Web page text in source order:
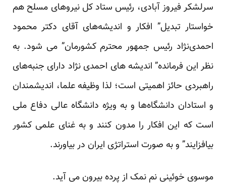
سرلشکر فیروز آبادی، رئیس ستاد کل نیروهای مسلح هم
خواستار تبدیل” افکار و اندیشه‌های آقای دکتر‏‎ ‎محمود
‏احمدی‌نژاد رئیس‌ جمهور محترم کشورمان” می شود. به
نظر این فرمانده” اندیشه های احمدی نژاد دارای جنبه‌های
‏راهبردی حائز اهمیتی‎ ‎است؛ لذا وظیفه علما، اندیشمندان
و استادان دانشگاه‌ها و به ویژه دانشگاه عالی دفاع‏‎ ‎ملی
است که ‏این افکار را مدون کنند و به غنای علمی کشور
بیافزایند” و به صورت استراتژی ایران در بیاورند.‏
موسوی خوئینی نم نمک از پرده بیرون می آید.‏